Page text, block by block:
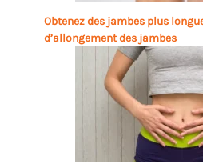
Obtenez des jambes plus
d’allongement des jambes